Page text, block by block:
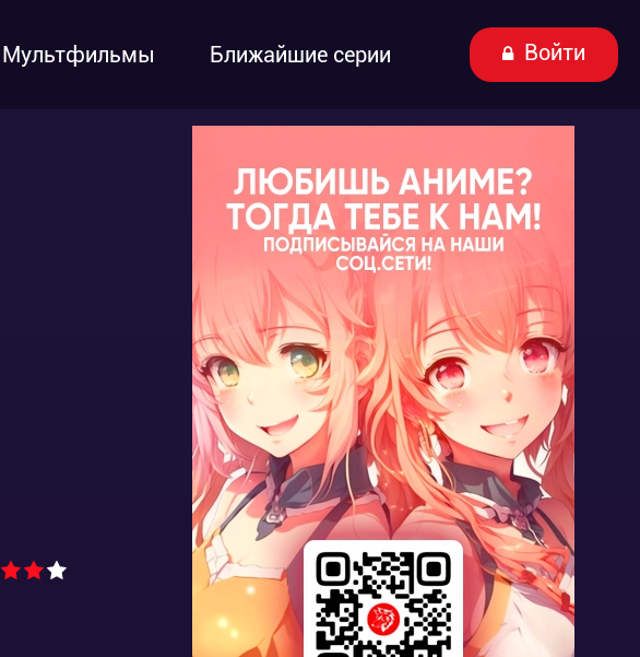
Мультфильмы Ближайшие серии Войти